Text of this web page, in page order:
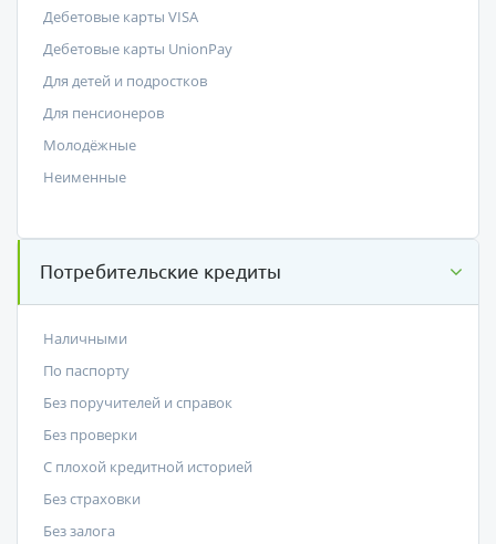
Дебетовые карты VISA
Дебетовые карты UnionPay
Для детей и подростков
Для пенсионеров
Молодёжные
Неименные
Потребительские кредиты
Наличными
По паспорту
Без поручителей и справок
Без проверки
С плохой кредитной историей
Без страховки
Без залога